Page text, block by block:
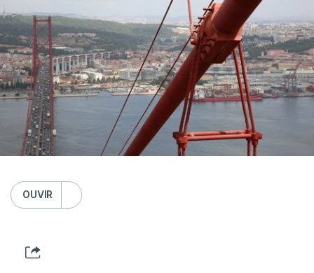
OUVIR